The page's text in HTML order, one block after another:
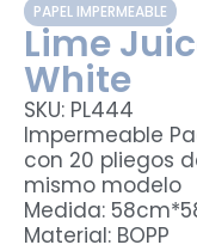
PAPEL IMPERMEABLE
Lime
White
SKU: PL444
Impermeable
con 20 pliegos
mismo modelo
Medida:
Material: BOPP